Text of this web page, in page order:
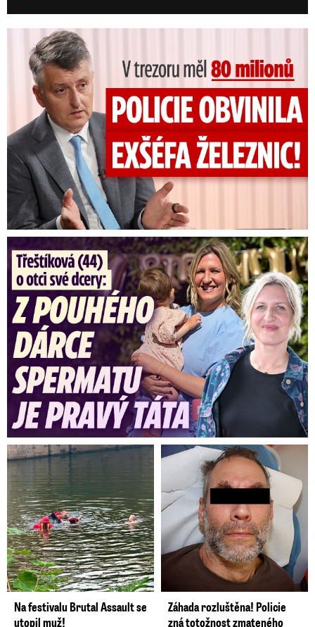
V trezoru měl 80 milionů: Policie obvinila exšéfa železnic!
Třeštíková (44) o otci dcery: Z dárce spermatu pravý táta
Na festivalu Brutal Assault se
utopil muž!
Záhada rozluštěna! Policie
zná totožnost zmateného